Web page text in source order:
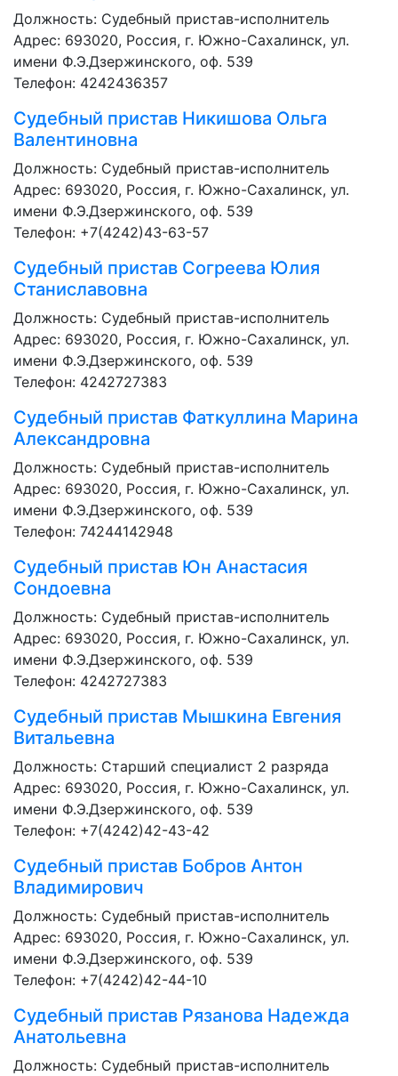
Должность: Судебный пристав-исполнитель
Адрес: 693020, Россия, г. Южно-Сахалинск, ул.
имени Ф.Э.Дзержинского, оф. 539
Телефон: 4242436357
Судебный пристав Никишова Ольга
Валентиновна
Должность: Судебный пристав-исполнитель
Адрес: 693020, Россия, г. Южно-Сахалинск, ул.
имени Ф.Э.Дзержинского, оф. 539
Телефон: +7(4242)43-63-57
Судебный пристав Согреева Юлия
Станиславовна
Должность: Судебный пристав-исполнитель
Адрес: 693020, Россия, г. Южно-Сахалинск, ул.
имени Ф.Э.Дзержинского, оф. 539
Телефон: 4242727383
Судебный пристав Фаткуллина Марина
Александровна
Должность: Судебный пристав-исполнитель
Адрес: 693020, Россия, г. Южно-Сахалинск, ул.
имени Ф.Э.Дзержинского, оф. 539
Телефон: 74244142948
Судебный пристав Юн Анастасия
Сондоевна
Должность: Судебный пристав-исполнитель
Адрес: 693020, Россия, г. Южно-Сахалинск, ул.
имени Ф.Э.Дзержинского, оф. 539
Телефон: 4242727383
Судебный пристав Мышкина Евгения
Витальевна
Должность: Старший специалист 2 разряда
Адрес: 693020, Россия, г. Южно-Сахалинск, ул.
имени Ф.Э.Дзержинского, оф. 539
Телефон: +7(4242)42-43-42
Судебный пристав Бобров Антон
Владимирович
Должность: Судебный пристав-исполнитель
Адрес: 693020, Россия, г. Южно-Сахалинск, ул.
имени Ф.Э.Дзержинского, оф. 539
Телефон: +7(4242)42-44-10
Судебный пристав Рязанова Надежда
Анатольевна
Должность: Судебный пристав-исполнитель